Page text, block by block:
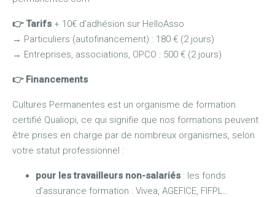
👉Tarifs + 10€ d’adhésion sur HelloAsso
→ Particuliers (autofinancement) : 180 € (2 jours)
→ Entreprises, associations, OPCO : 500 € (2 jours)
👉 Financements
Cultures Permanentes est un organisme de formation
certifié Qualiopi, ce qui signifie que nos formations peuvent
être prises en charge par de nombreux organismes, selon
votre statut professionnel :
pour les travailleurs non-salariés: les fonds
d’assurance formation : Vivea, AGEFICE, FIFPL…